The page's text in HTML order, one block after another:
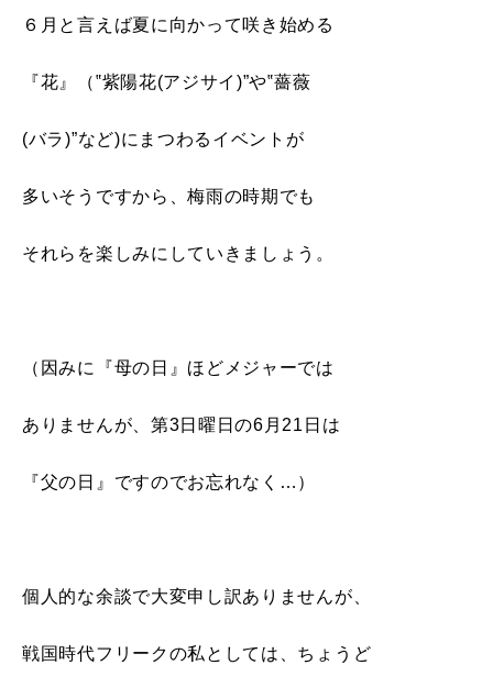
６月と言えば夏に向かって咲き始める
『花』（‟紫陽花(アジサイ)”や‟薔薇
(バラ)”など)にまつわるイベントが
多いそうですから、梅雨の時期でも
それらを楽しみにしていきましょう。
（因みに『母の日』ほどメジャーでは
ありませんが、第3日曜日の6月21日は
『父の日』ですのでお忘れなく…）
個人的な余談で大変申し訳ありませんが、
戦国時代フリークの私としては、ちょうど